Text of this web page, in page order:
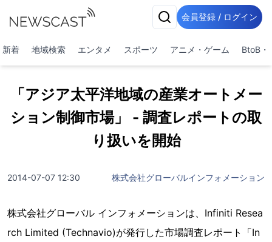
会員登録 / ログイン
新着 地域検索 エンタメ スポーツ アニメ・ゲーム BtoB・
「アジア太平洋地域の産業オートメー
ション制御市場」 - 調査レポートの取
り扱いを開始
2014-07-07 12:30 株式会社グローバルインフォメーション
株式会社グローバル インフォメーションは、Infiniti Resea
rch Limited (Technavio)が発行した市場調査レポート「In